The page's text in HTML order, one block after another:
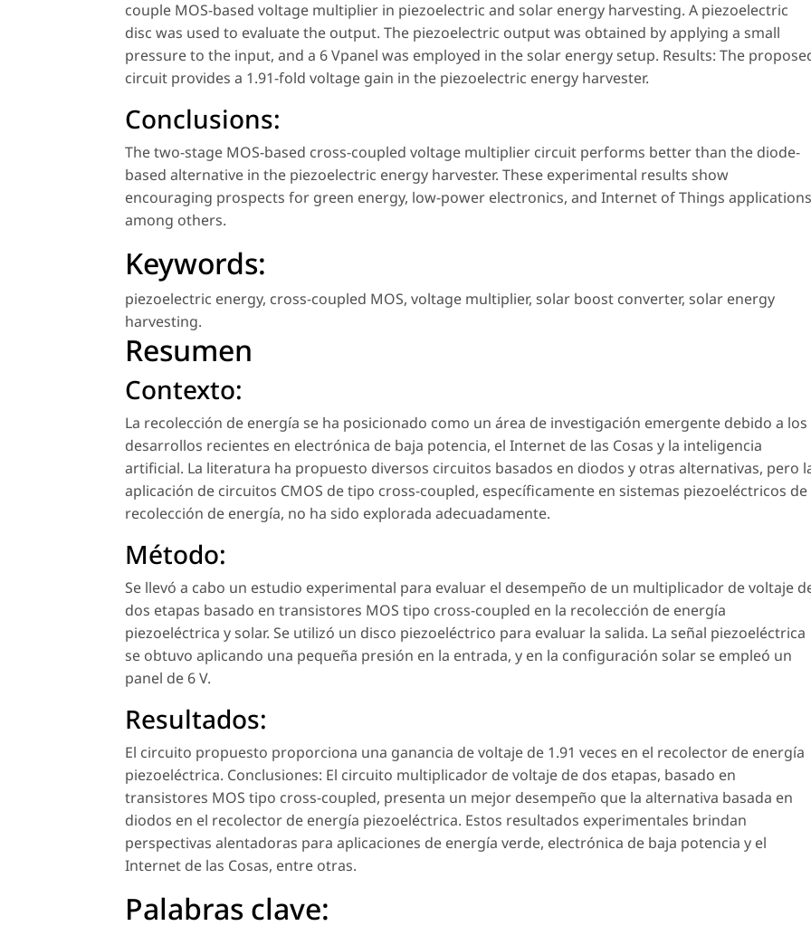
couple MOS-based voltage multiplier in piezoelectric and solar energy harvesting. A piezoelectric
disc was used to evaluate the output. The piezoelectric output was obtained by applying a small
pressure to the input, and a 6 Vpanel was employed in the solar energy setup. Results: The
circuit provides a 1.91-fold voltage gain in the piezoelectric energy harvester.
Conclusions:
The two-stage MOS-based cross-coupled voltage multiplier circuit performs better than the diode-
based alternative in the piezoelectric energy harvester. These experimental results show
encouraging prospects for green energy, low-power electronics, and Internet of Things
among others.
Keywords:
piezoelectric energy, cross-coupled MOS, voltage multiplier, solar boost converter, solar energy
harvesting.
Resumen
Contexto:
La recolección de energía se ha posicionado como un área de investigación emergente debido a los
desarrollos recientes en electrónica de baja potencia, el Internet de las Cosas y la inteligencia
artificial. La literatura ha propuesto diversos circuitos basados en diodos y otras alternativas, pero
aplicación de circuitos CMOS de tipo cross-coupled, específicamente en sistemas piezoeléctricos de
recolección de energía, no ha sido explorada adecuadamente.
Método:
Se llevó a cabo un estudio experimental para evaluar el desempeño de un multiplicador de voltaje
dos etapas basado en transistores MOS tipo cross-coupled en la recolección de energía
piezoeléctrica y solar. Se utilizó un disco piezoeléctrico para evaluar la salida. La señal piezoeléctrica
se obtuvo aplicando una pequeña presión en la entrada, y en la configuración solar se empleó un
panel de 6 V.
Resultados:
El circuito propuesto proporciona una ganancia de voltaje de 1.91 veces en el recolector de energía
piezoeléctrica. Conclusiones: El circuito multiplicador de voltaje de dos etapas, basado en
transistores MOS tipo cross-coupled, presenta un mejor desempeño que la alternativa basada en
diodos en el recolector de energía piezoeléctrica. Estos resultados experimentales brindan
perspectivas alentadoras para aplicaciones de energía verde, electrónica de baja potencia y el
Internet de las Cosas, entre otras.
Palabras clave: